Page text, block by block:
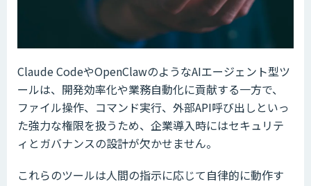
Claude CodeやOpenClawのようなAIエージェント型ツ
ールは、開発効率化や業務自動化に貢献する一方で、
ファイル操作、コマンド実行、外部API呼び出しといっ
た強力な権限を扱うため、企業導入時にはセキュリテ
ィとガバナンスの設計が欠かせません。
これらのツールは人間の指示に応じて自律的に動作す